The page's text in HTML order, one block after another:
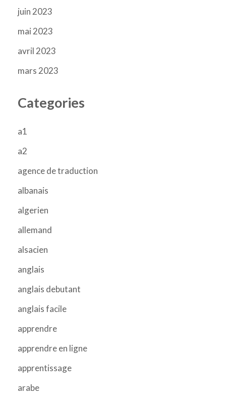
juin 2023
mai 2023
avril 2023
mars 2023
Categories
a1
a2
agence de traduction
albanais
algerien
allemand
alsacien
anglais
anglais debutant
anglais facile
apprendre
apprendre en ligne
apprentissage
arabe